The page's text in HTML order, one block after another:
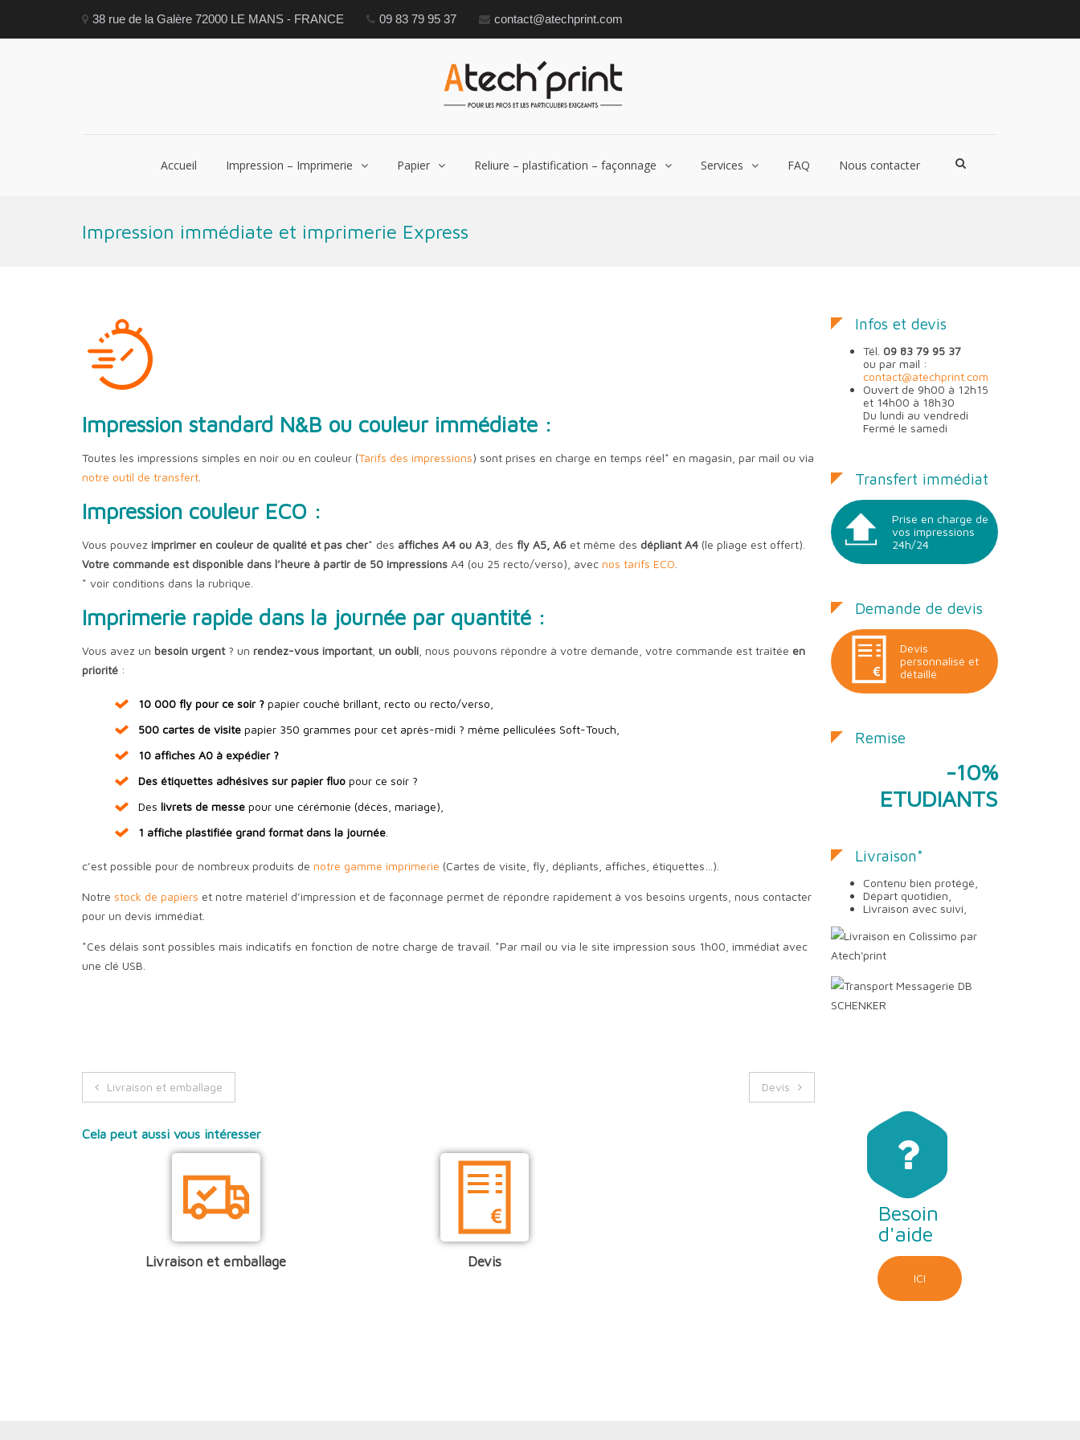
38 rue de la Galère 72000 LE MANS - FRANCE 09 83 79 95 37 contact@atechprint.com
Accueil Impression – Imprimerie Papier Reliure – plastification – façonnage Services FAQ Nous contacter
Show
Impression immédiate et imprimerie Express
Impression standard N&B ou couleur immédiate :
Toutes les impressions simples en noir ou en couleur (Tarifs des impressions) sont prises en charge en temps réel* en magasin, par mail ou via
notre outil de transfert
Impression couleur ECO :
Vous pouvez imprimer en couleur de qualité et pas cher* des affiches A4 ou A3 , des fly A5, A6 et même des dépliant A4 (le pliage est offert).
Votre commande est disponible dans l’heure à partir de 50 impressions A4 (ou 25 recto/verso), avec nos tarifs ECO
* voir conditions dans la rubrique.
Imprimerie rapide dans la journée par quantité :
Vous avez un besoin urgent? un rendez-vous important, un oubli , nous pouvons répondre à votre demande, votre commande est traitée en
priorité :
10 000 fly pour ce soir ? papier couché brillant, recto ou recto/verso,
500 cartes de visite papier 350 grammes pour cet après-midi ? même pelliculées Soft-Touch,
10 affiches A0 à expédier ?
Des étiquettes adhésives sur papier fluo pour ce soir ?
Des livrets de messe pour une cérémonie (décès, mariage),
1 affiche plastifiée grand format dans la journée
c’est possible pour de nombreux produits de notre gamme imprimerie (Cartes de visite, fly, dépliants, affiches, étiquettes…).
Notre stock de papiers et notre matériel d’impression et de façonnage permet de répondre rapidement à vos besoins urgents, nous contacter
pour un devis immédiat.
*Ces délais sont possibles mais indicatifs en fonction de notre charge de travail. *Par mail ou via le site impression sous 1h00, immédiat avec
une clé USB.
Navigation
de
l’article
Livraison et emballage Devis
Livraison et emballage Devis
Infos et devis
Tél. 09 83 79 95 37
ou par mail :
contact@atechprint.com
Ouvert de 9h00 à 12h15
et 14h00 à 18h30
Du lundi au vendredi
Fermé le samedi
Transfert immédiat
Prise en charge de
vos impressions
24h/24
Demande de devis
Devis
personnalisé et
détaillé
Remise
-10%
ETUDIANTS
Livraison*
Contenu bien protégé,
Départ quotidien,
Livraison avec suivi,
Besoin
d'aide
ICI